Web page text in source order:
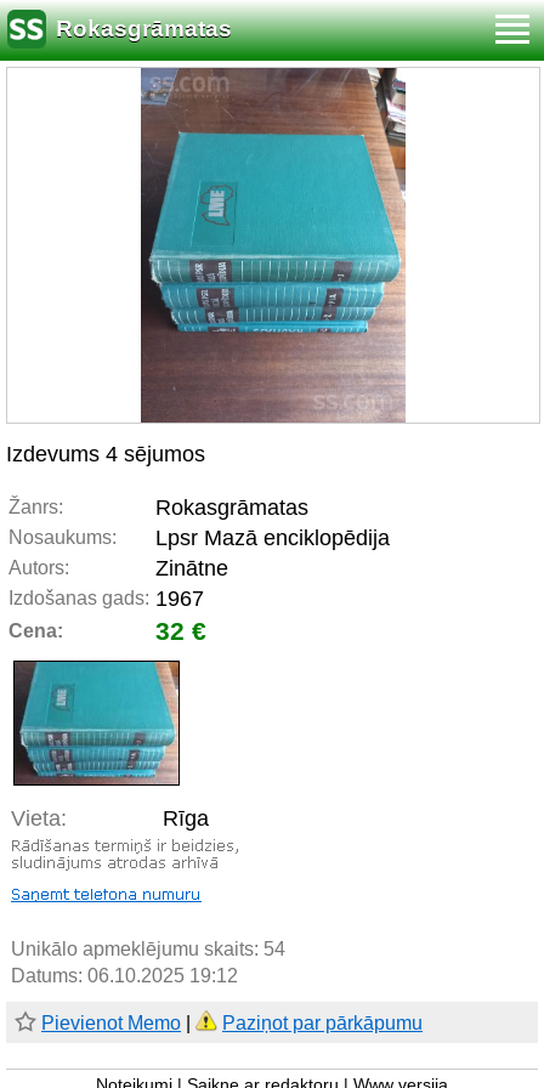
Rokasgrāmatas
Izdevums 4 sējumos
Žanrs: Rokasgrāmatas
Nosaukums: Lpsr Mazā enciklopēdija
Autors: Zinātne
Izdošanas gads: 1967
Cena: 32 €
Vieta: Rīga
Unikālo apmeklējumu skaits: 54
Datums: 06.10.2025 19:12
Pievienot Memo Paziņot par pārkāpumu